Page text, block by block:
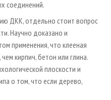
соединений.
ДКК, отдельно стоит вопрос
Научно доказано и
применения, что клееная
кирпич, бетон или глина.
плоскости и
о том, что если дерево,